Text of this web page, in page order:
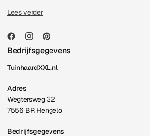
Lees verder
Bedrijfsgegevens
TuinhaardXXL.nl
Adres
Wegtersweg 32
7556 BR Hengelo
Bedrijfsgegevens